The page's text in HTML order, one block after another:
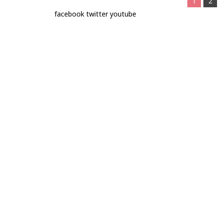
facebook twitter youtube